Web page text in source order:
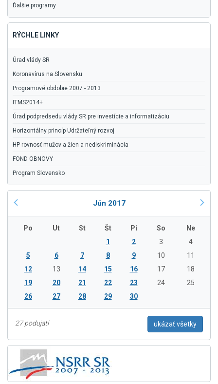
Ďalšie programy
RÝCHLE LINKY
Úrad vlády SR
Koronavírus na Slovensku
Programové obdobie 2007 - 2013
ITMS2014+
Úrad podpredsedu vlády SR pre investície a informatizáciu
Horizontálny princíp Udržateľný rozvoj
HP rovnosť mužov a žien a nediskriminácia
FOND OBNOVY
Program Slovensko
Jún 2017
Po Ut St Št Pi So
Ne
1
2 3
4
5
6 7 8 9 10
11
12
13 14 15 16 17
18
19
20 21 22 23 24
25
26
27 28 29 30
27 podujatí ukázať všetky